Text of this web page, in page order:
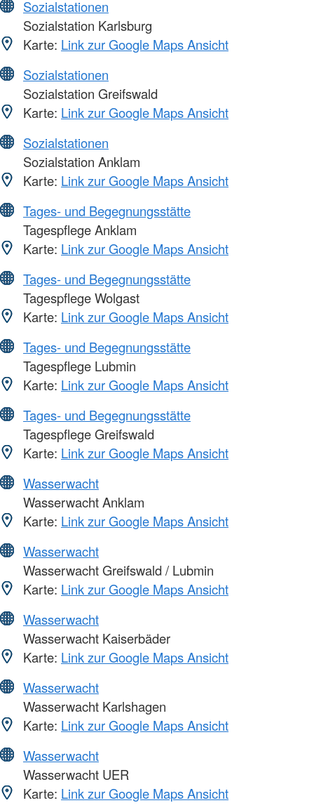
Sozialstationen
Sozialstation Karlsburg
Karte: Link zur Google Maps Ansicht
Sozialstationen
Sozialstation Greifswald
Karte: Link zur Google Maps Ansicht
Sozialstationen
Sozialstation Anklam
Karte: Link zur Google Maps Ansicht
Tages- und Begegnungsstätte
Tagespflege Anklam
Karte: Link zur Google Maps Ansicht
Tages- und Begegnungsstätte
Tagespflege Wolgast
Karte: Link zur Google Maps Ansicht
Tages- und Begegnungsstätte
Tagespflege Lubmin
Karte: Link zur Google Maps Ansicht
Tages- und Begegnungsstätte
Tagespflege Greifswald
Karte: Link zur Google Maps Ansicht
Wasserwacht
Wasserwacht Anklam
Karte: Link zur Google Maps Ansicht
Wasserwacht
Wasserwacht Greifswald / Lubmin
Karte: Link zur Google Maps Ansicht
Wasserwacht
Wasserwacht Kaiserbäder
Karte: Link zur Google Maps Ansicht
Wasserwacht
Wasserwacht Karlshagen
Karte: Link zur Google Maps Ansicht
Wasserwacht
Wasserwacht UER
Karte: Link zur Google Maps Ansicht